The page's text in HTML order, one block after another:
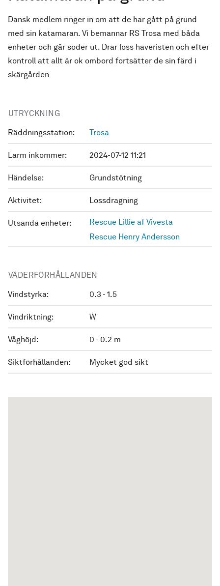
Dansk medlem ringer in om att de har gått på grund
med sin katamaran. Vi bemannar RS Trosa med båda
enheter och går söder ut. Drar loss haveristen och efter
kontroll att allt är ok ombord fortsätter de sin färd i
skärgården
UTRYCKNING
Räddningsstation: Trosa
Larm inkommer: 2024-07-12 11:21
Händelse: Grundstötning
Aktivitet: Lossdragning
Utsända enheter:
Rescue Lillie af Vivesta
Rescue Henry Andersson
VÄDERFÖRHÅLLANDEN
Vindstyrka: 0.3 - 1.5
Vindriktning: W
Våghöjd: 0 - 0.2 m
Siktförhållanden: Mycket god sikt